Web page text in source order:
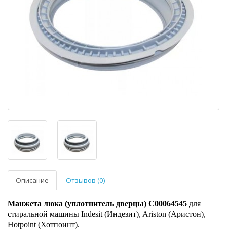
Описание Отзывов (0)
Манжета люка (уплотнитель дверцы) C00064545 для
стиральной машины Indesit (Индезит), Ariston (Аристон),
Hotpoint (Хотпоинт).